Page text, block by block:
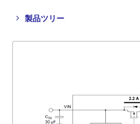
製品ツリー
Close
tree
Open
tree